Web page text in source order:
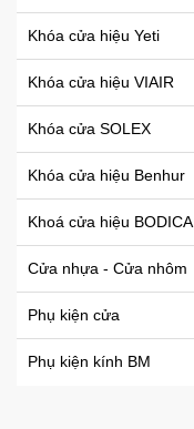
Khóa cửa hiệu Yeti
Khóa cửa hiệu VIAIR
Khóa cửa SOLEX
Khóa cửa hiệu Benhur
Khoá cửa hiệu BODICA
Cửa nhựa - Cửa nhôm
Phụ kiện cửa
Phụ kiện kính BM